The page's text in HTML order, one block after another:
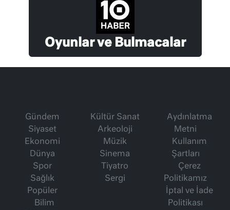
Oyunlar ve Bulmacalar
Gündem
Siyaset
Ekonomi
Dünya
Spor
Sağlık
Popüler
Bilim
Kültür Sanat
Arkeoloji
Müzik
Sinema
Tiyatro
Sergi
Aydınlatma
Metni
Kullanım
Şartları
Çerez
Politikamız
İptal ve İade
Politikası